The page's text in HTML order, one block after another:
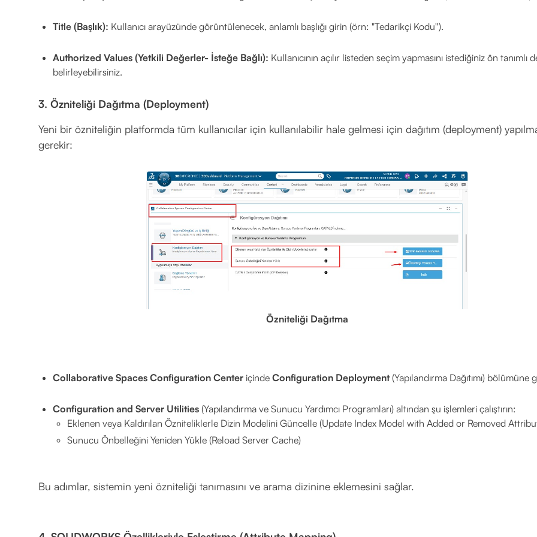
Title (Başlık): Kullanıcı arayüzünde görüntülenecek, anlamlı başlığı girin (örn: "Tedarikçi Kodu").
Authorized Values (Yetkili Değerler- İsteğe Bağlı): Kullanıcının açılır listeden seçim yapmasını istediğiniz ön tanımlı
belirleyebilirsiniz.
3. Özniteliği Dağıtma (Deployment)
Yeni bir özniteliğin platformda tüm kullanıcılar için kullanılabilir hale gelmesi için dağıtım (deployment)
gerekir:
Özniteliği Dağıtma
Collaborative Spaces Configuration Center içinde Configuration Deployment(Yapılandırma Dağıtımı) bölümüne
Configuration and Server Utilities (Yapılandırma ve Sunucu Yardımcı Programları) altından şu işlemleri çalıştırın:
Eklenen veya Kaldırılan Özniteliklerle Dizin Modelini Güncelle (Update Index Model with Added or Removed
Sunucu Önbelleğini Yeniden Yükle (Reload Server Cache)
Bu adımlar, sistemin yeni özniteliği tanımasını ve arama dizinine eklemesini sağlar.